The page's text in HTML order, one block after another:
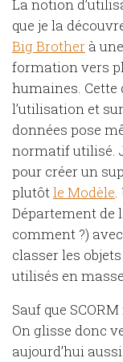
La notion
que je la
Big Brother à
formation vers
humaines. Cette
l’utilisation et
données pose
normatif utilisé.
pour créer un
plutôt le Modèle
Département de
comment ?)
classer les
utilisés en
Sauf que
On glisse donc
aujourd’hui